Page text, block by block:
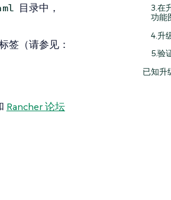
3.在
功能
4.升
5.验
已知升
目录中，
签（请参见：
Rancher 论坛